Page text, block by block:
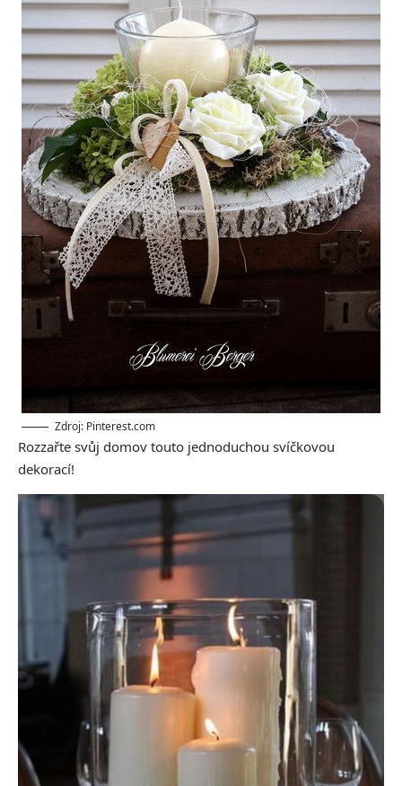
Zdroj: Pinterest.com
Rozzařte svůj domov touto jednoduchou svíčkovou
dekorací!